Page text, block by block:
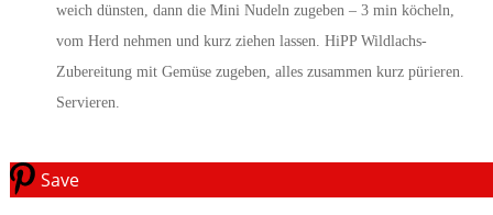
weich dünsten, dann die Mini Nudeln zugeben – 3 min köcheln,
vom Herd nehmen und kurz ziehen lassen. HiPP Wildlachs-
Zubereitung mit Gemüse zugeben, alles zusammen kurz pürieren.
Servieren.
Save